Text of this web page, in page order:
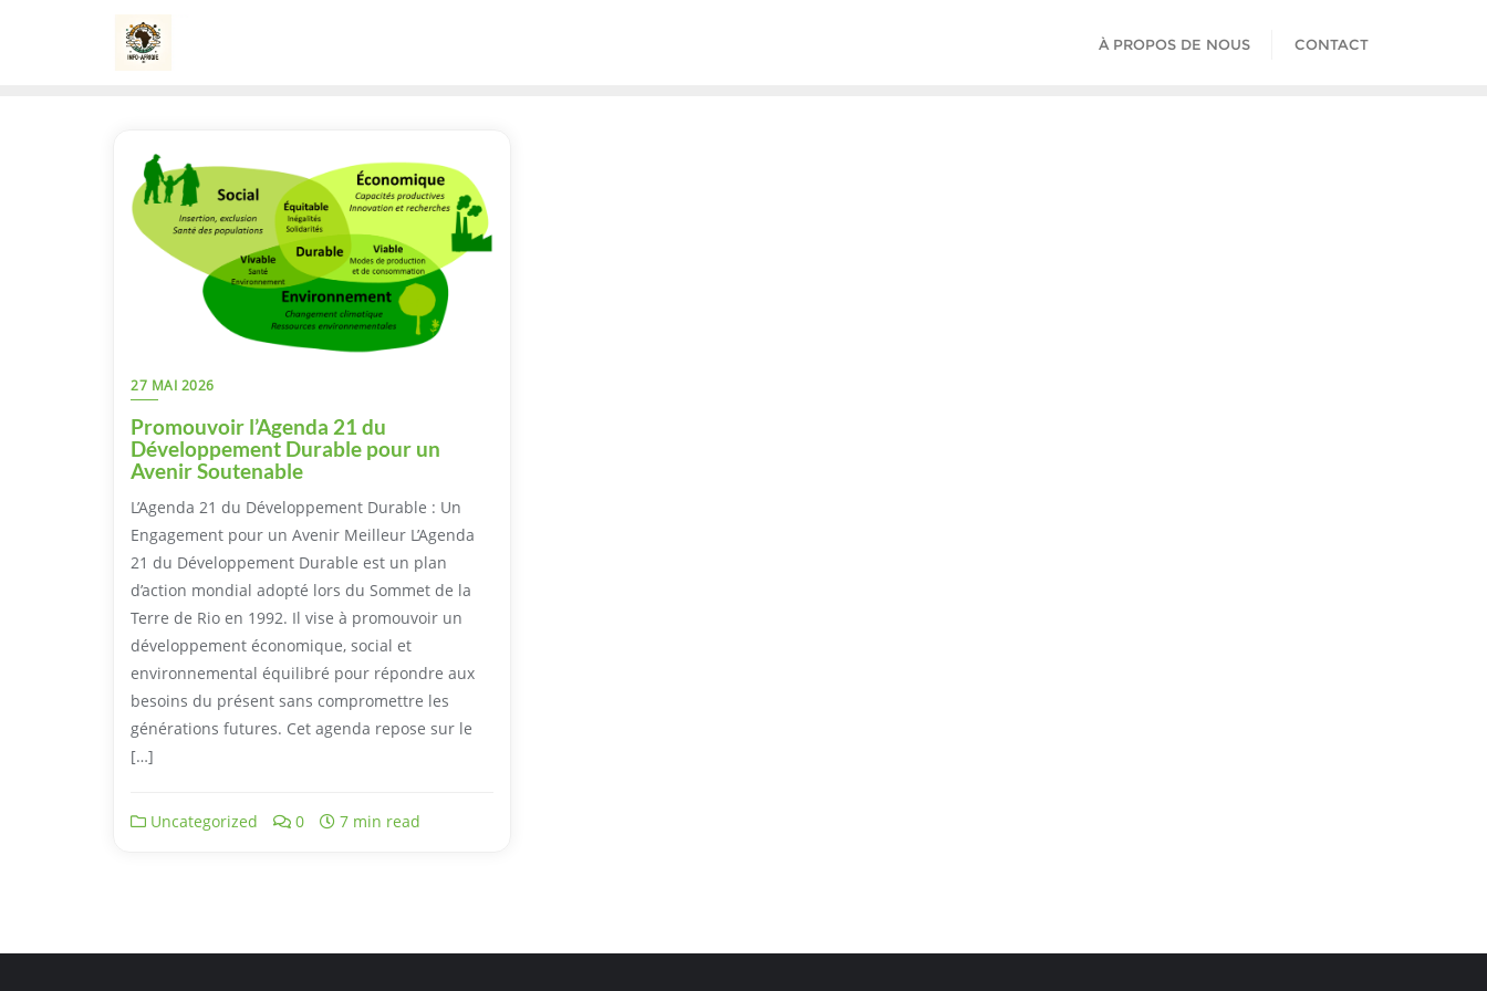
À PROPOS DE NOUS CONTACT
27 MAI 2026
Promouvoir l’Agenda 21 du
Développement Durable pour un
Avenir Soutenable
L’Agenda 21 du Développement Durable : Un
Engagement pour un Avenir Meilleur L’Agenda
21 du Développement Durable est un plan
d’action mondial adopté lors du Sommet de la
Terre de Rio en 1992. Il vise à promouvoir un
développement économique, social et
environnemental équilibré pour répondre aux
besoins du présent sans compromettre les
générations futures. Cet agenda repose sur le
[…]
Uncategorized 0 7 min read